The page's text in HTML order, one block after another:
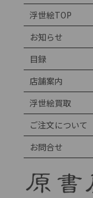
浮世絵TOP
お知らせ
目録
店舗案内
浮世絵買取
ご注文について
お問合せ